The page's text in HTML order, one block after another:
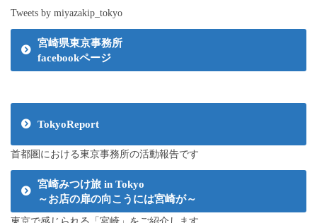
Tweets by miyazakip_tokyo
宮崎県東京事務所
facebookページ
TokyoReport
首都圏における東京事務所の活動報告です
宮崎みつけ旅 in Tokyo
～お店の扉の向こうには宮崎が～